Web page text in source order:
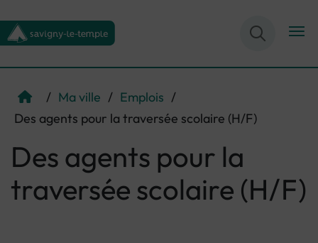
Retour à l'accueil
Page d'accueil du site
/ Ma ville / Emplois /
Des agents pour la traversée scolaire (H/F)
Des agents pour la
traversée scolaire (H/F)